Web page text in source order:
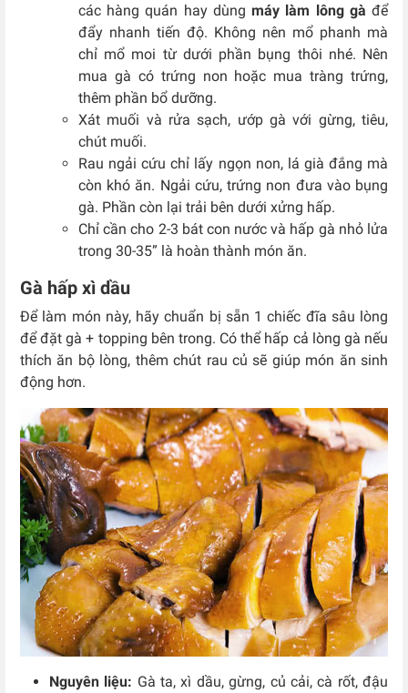
các hàng quán hay dùngmáy làm lông gà để
đẩy nhanh tiến độ. Không nên mổ phanh mà
chỉ mổ moi từ dưới phần bụng thôi nhé. Nên
mua gà có trứng non hoặc mua tràng trứng,
thêm phần bổ dưỡng.
Xát muối và rửa sạch, ướp gà với gừng, tiêu,
chút muối.
Rau ngải cứu chỉ lấy ngọn non, lá già đắng mà
còn khó ăn. Ngải cứu, trứng non đưa vào bụng
gà. Phần còn lại trải bên dưới xửng hấp.
Chỉ cần cho 2-3 bát con nước và hấp gà nhỏ lửa
trong 30-35” là hoàn thành món ăn.
Gà hấp xì dầu
Để làm món này, hãy chuẩn bị sẵn 1 chiếc đĩa sâu lòng
để đặt gà + topping bên trong. Có thể hấp cả lòng gà nếu
thích ăn bộ lòng, thêm chút rau củ sẽ giúp món ăn sinh
động hơn.
Nguyên liệu: Gà ta, xì dầu, gừng, củ cải, cà rốt, đậu